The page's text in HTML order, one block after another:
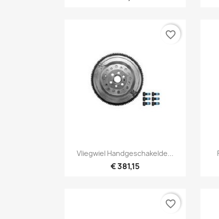
 Snel bekijken
Vliegwiel Handgeschakelde...
€ 381,15
favorite_border
favorite_border